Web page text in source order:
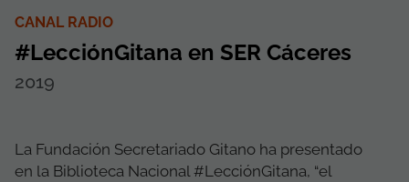
CANAL RADIO
#LecciónGitana en SER Cáceres
2019
La Fundación Secretariado Gitano ha presentado
en la Biblioteca Nacional #LecciónGitana, “el